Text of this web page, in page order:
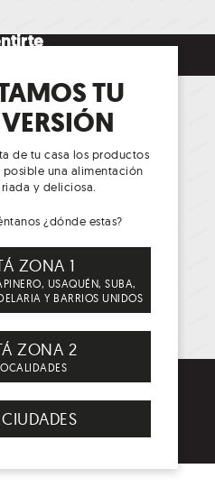
camino
buenos
TU
de tu casa los productos
una alimentación
y deliciosa.
¿dónde estas?
ZONA 1
USAQUÉN, SUBA,
Y BARRIOS UNIDOS
ZONA 2